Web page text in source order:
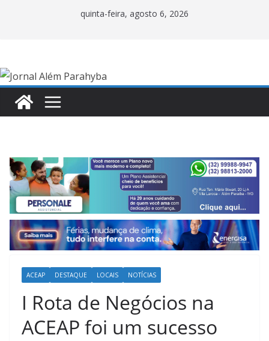
quinta-feira, agosto 6, 2026
ACEAP DESTAQUE LOCAIS NOTÍCIAS
I Rota de Negócios na
ACEAP foi um sucesso